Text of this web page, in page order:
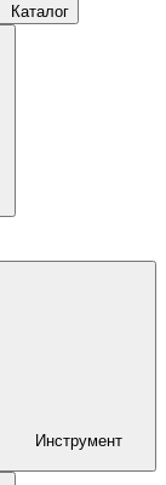
Каталог
Инструмент